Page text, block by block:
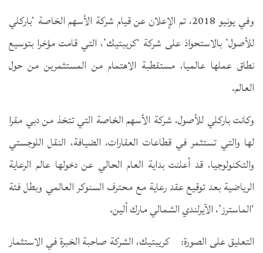
وفي يونيو 2018، تم الإعلان عن قيام شركة الأسهم الخاصة ‘باركلي
للأصول’ بالاستحواذ على شركة ‘كريبتيك’، التي قامت مؤخرا بتوسيع
نطاق عملها عالميا، مستقطبة الاهتمام من المستثمرين من حول
العالم.
وكانت باركلي للأصول، شركة الأسهم الخاصة التي تتخذ من دبي مقرا
لها والتي تستثمر في قطاعات العقارات، الضيافة، النقل اللوجستي
والتكنولوجيا، قد أعلنت بداية العام الحالي عن دخولها عالم الرعاية
الرياضية بعد توقيع عقد رعاية مع محترف السنوكر العالمي وبطل فئة
‘الماسترز’، الآيرلندي الشمالي مارك ألين.
التعليق على الصورة: كريبتيك، الشركة صاحبة الخبرة في الاستثمار